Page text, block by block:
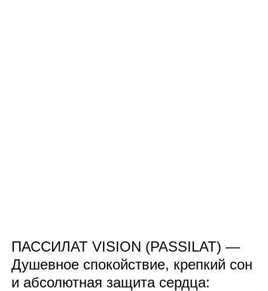
ПАССИЛАТ VISION (PASSILAT) —
Душевное спокойствие, крепкий сон
и абсолютная защита сердца: